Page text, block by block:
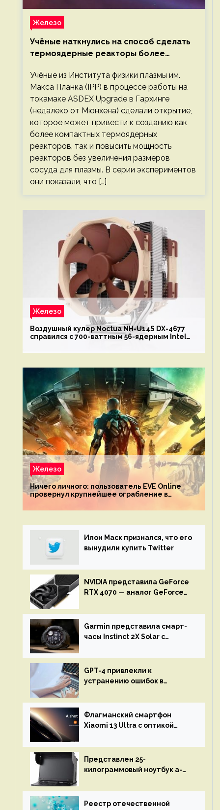
Железо
Учёные наткнулись на способ сделать
термоядерные реакторы более
Учёные из Института физики плазмы им.
Макса Планка (IPP) в процессе работы на
токамаке ASDEX Upgrade в Гархинге
(недалеко от Мюнхена) сделали открытие,
которое может привести к созданию как
более компактных термоядерных
реакторов, так и повысить мощность
реакторов без увеличения размеров
сосуда для плазмы. В серии экспериментов
они показали, что […]
Железо
Воздушный кулер Noctua NH-U14S DX-4677
справился с 700-ваттным 56-ядерным Intel
Железо
Ничего личного: пользователь EVE Online
провернул крупнейшее ограбление в
механике
Илон Маск признался, что его
вынудили купить Twitter
NVIDIA представила GeForce
RTX 4070 — аналог GeForce
Garmin представила смарт-
часы Instinct 2X Solar с
GPT-4 привлекли к
устранению ошибок в
остановится до полного
восстановления кода и
объяснит, что пошло не так
Флагманский смартфон
Xiaomi 13 Ultra с оптикой
представят 18 апреля
Представлен 25-
килограммовый ноутбук a-
до 3 Тбайт DDR5 и шесть
дисплеев
Реестр отечественной